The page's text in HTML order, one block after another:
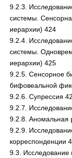
9.2.3.
системы.
иерархии) 424
9.2.4.
системы.
иерархии) 425
9.2.5. Сенсорное
бифовеальной
9.2.6. Супрессия
9.2.7.
9.2.8. Аномальная
9.2.9.
корреспонденции
9.3.